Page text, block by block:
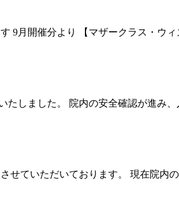
9月開催分より 【マザークラス・ウ
しました。 院内の安全確認が進み
ていただいております。 現在院内